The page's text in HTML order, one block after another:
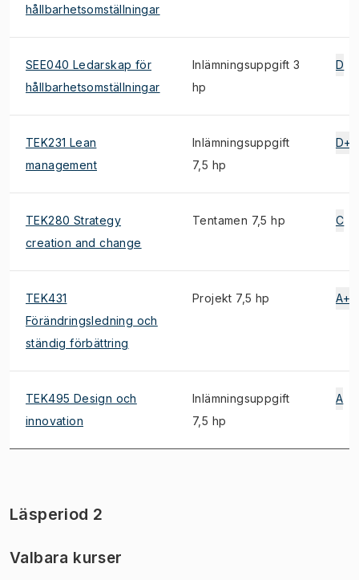
hållbarhetsomställningar
SEE040 Ledarskap för
hållbarhetsomställningar
Inlämningsuppgift 3
hp
D
TEK231 Lean
management
Inlämningsuppgift
7,5 hp
D+
TEK280 Strategy
creation and change
Tentamen 7,5 hp C
TEK431
Förändringsledning och
ständig förbättring
Projekt 7,5 hp A+
TEK495 Design och
innovation
Inlämningsuppgift
7,5 hp
A
Läsperiod 2
Valbara kurser